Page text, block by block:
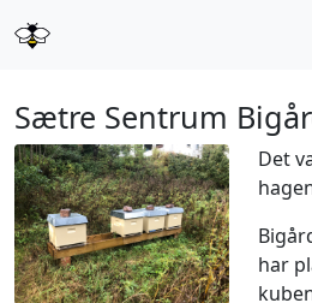
Sætre Sentrum
Det
har